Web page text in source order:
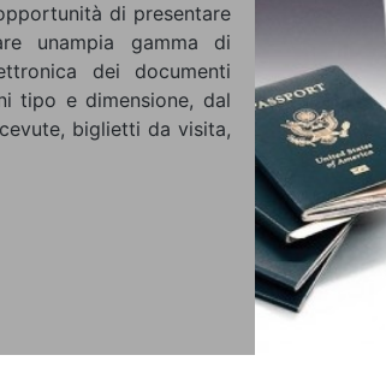
di presentare
unampia gamma di
dei documenti
tipo e dimensione, dal
biglietti da visita,